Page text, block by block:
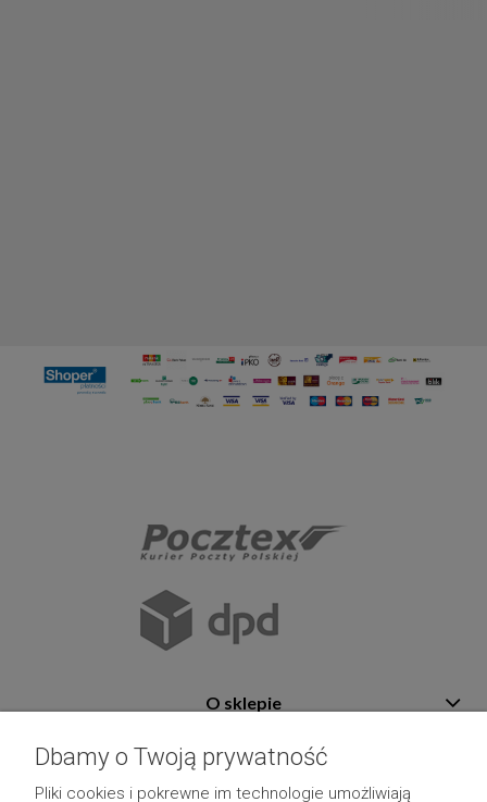
O sklepie
Płatność i dostawa
Dbamy o Twoją prywatność
Pliki cookies i pokrewne im technologie umożliwiają